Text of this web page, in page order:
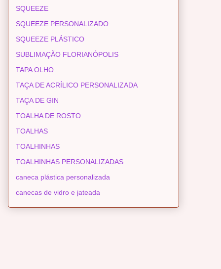
SQUEEZE
SQUEEZE PERSONALIZADO
SQUEEZE PLÁSTICO
SUBLIMAÇÃO FLORIANÓPOLIS
TAPA OLHO
TAÇA DE ACRÍLICO PERSONALIZADA
TAÇA DE GIN
TOALHA DE ROSTO
TOALHAS
TOALHINHAS
TOALHINHAS PERSONALIZADAS
caneca plástica personalizada
canecas de vidro e jateada